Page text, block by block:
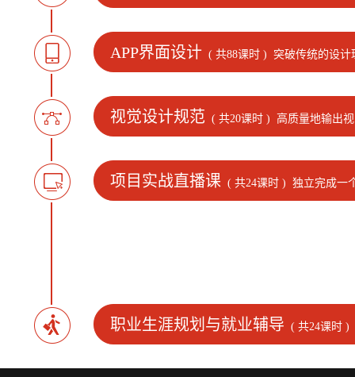
APP界面设计 ( 共88课时 ) 突破传统的设计
视觉设计规范 ( 共20课时 ) 高质量地输出
项目实战直播课 ( 共24课时 ) 独立完成一
职业生涯规划与就业辅导 ( 共24课时 )